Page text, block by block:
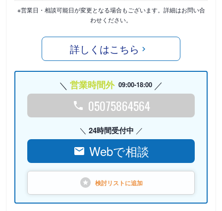
※営業日・相談可能日が変更となる場合もございます。詳細はお問い合
わせください。
詳しくはこちら
営業時間外 09:00-18:00
05075864564
24時間受付中
Webで相談
検討リストに追加